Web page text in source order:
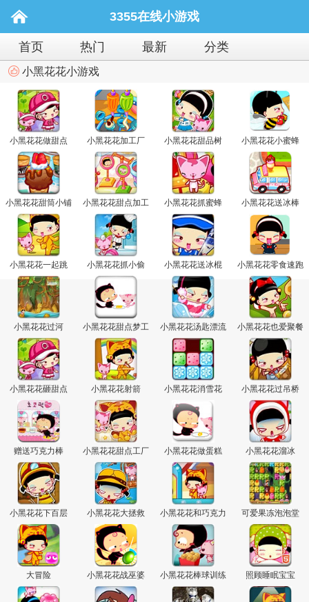
3355在线小游戏
首页 热门 最新 分类
小黑花花小游戏
小黑花花做甜点 小黑花花加工厂 小黑花花甜品树 小黑花花小蜜蜂
小黑花花甜筒小铺
小黑花花甜点加工
厂
小黑花花抓蜜蜂 小黑花花送冰棒
小黑花花一起跳 小黑花花抓小偷 小黑花花送冰棍 小黑花花零食速跑
小黑花花过河
小黑花花甜点梦工
厂
小黑花花汤匙漂流 小黑花花也爱聚餐
小黑花花砸甜点 小黑花花射箭 小黑花花消雪花 小黑花花过吊桥
赠送巧克力棒 小黑花花甜点工厂 小黑花花做蛋糕 小黑花花溜冰
小黑花花下百层 小黑花花大拯救 小黑花花和巧克力 可爱果冻泡泡堂
大冒险 小黑花花战巫婆 小黑花花棒球训练 照顾睡眠宝宝